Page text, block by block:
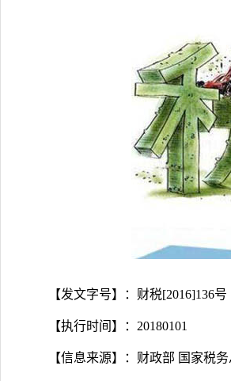
【发文字号】：财税[2016]136号
【执行时间】：20180101
【信息来源】：财政部 国家税